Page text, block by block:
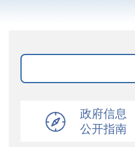
政府信息
公开指南